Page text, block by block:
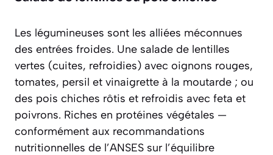
Les légumineuses sont les alliées méconnues
des entrées froides. Une salade de lentilles
vertes (cuites, refroidies) avec oignons rouges,
tomates, persil et vinaigrette à la moutarde ; ou
des pois chiches rôtis et refroidis avec feta et
poivrons. Riches en protéines végétales —
conformément aux recommandations
nutritionnelles de l’ANSES sur l’équilibre